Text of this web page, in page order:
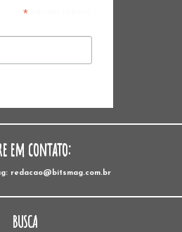
*indicates required
em contato:
redacao@bitsmag.com.br
BUSCA